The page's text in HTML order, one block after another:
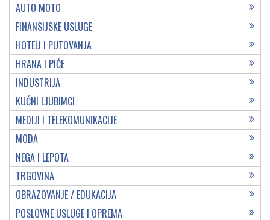
AUTO MOTO
FINANSIJSKE USLUGE
HOTELI I PUTOVANJA
HRANA I PIĆE
INDUSTRIJA
KUĆNI LJUBIMCI
MEDIJI I TELEKOMUNIKACIJE
MODA
NEGA I LEPOTA
TRGOVINA
OBRAZOVANJE / EDUKACIJA
POSLOVNE USLUGE I OPREMA